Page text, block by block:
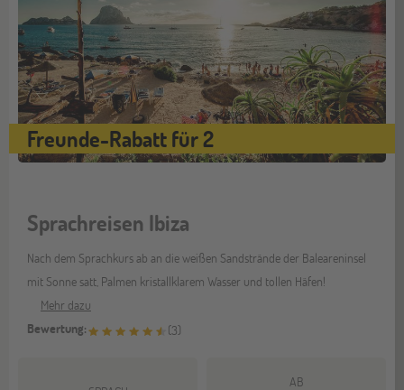
Freunde-Rabatt für 2
Sprachreisen Ibiza
Nach dem Sprachkurs ab an die weißen Sandstrände der Baleareninsel
mit Sonne satt, Palmen kristallklarem Wasser und tollen Häfen!
Mehr dazu
Bewertung:
(3)
AB